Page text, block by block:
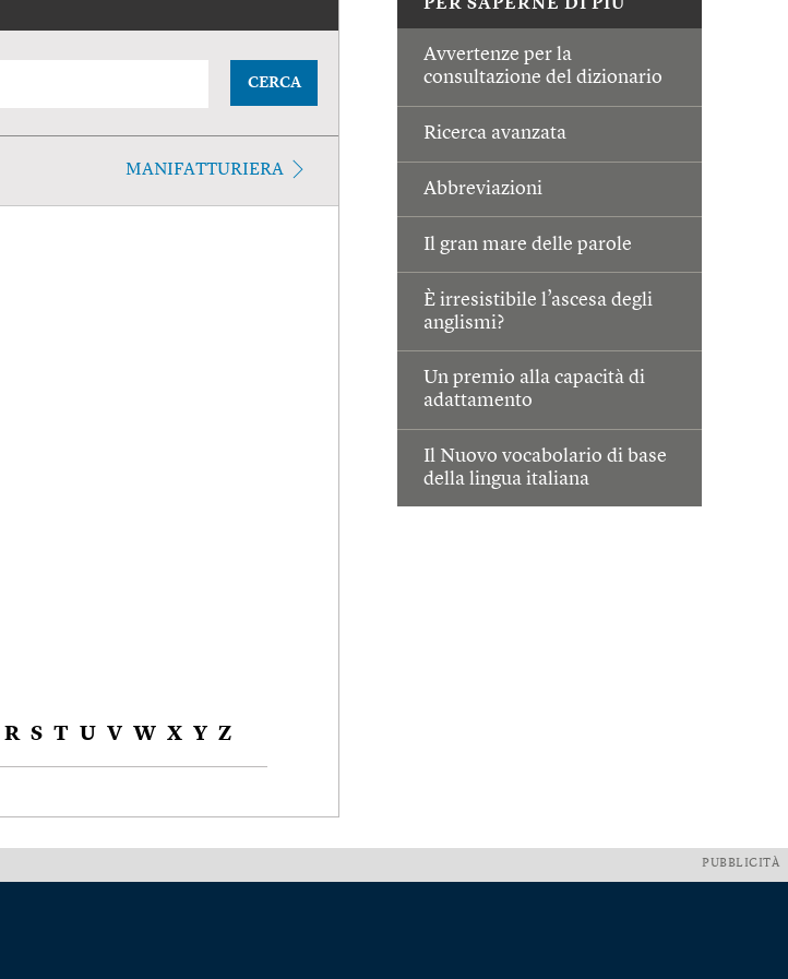
PER SAPERNE DI PIÙ
Avvertenze per la
consultazione del dizionario
Ricerca avanzata
Abbreviazioni
Il gran mare delle parole
È irresistibile l’ascesa degli
anglismi?
Un premio alla capacità di
adattamento
Il Nuovo vocabolario di base
della lingua italiana
CERCA
MANIFATTURIERA
R S T U V W X Y Z
PUBBLICITÀ